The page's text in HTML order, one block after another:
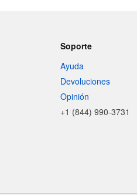
Soporte
Ayuda
Devoluciones
Opinión
+1 (844) 990-3731